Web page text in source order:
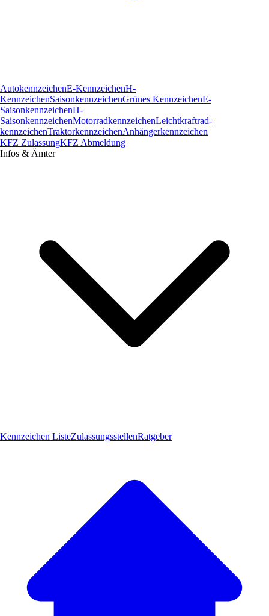
AutokennzeichenE-KennzeichenH-
KennzeichenSaisonkennzeichenGrünes KennzeichenE-
SaisonkennzeichenH-
SaisonkennzeichenMotorradkennzeichenLeichtkraftrad­
kennzeichenTraktorkennzeichenAnhängerkennzeichen
KFZ ZulassungKFZ Abmeldung
Infos & Ämter
Kennzeichen ListeZulassungsstellenRatgeber